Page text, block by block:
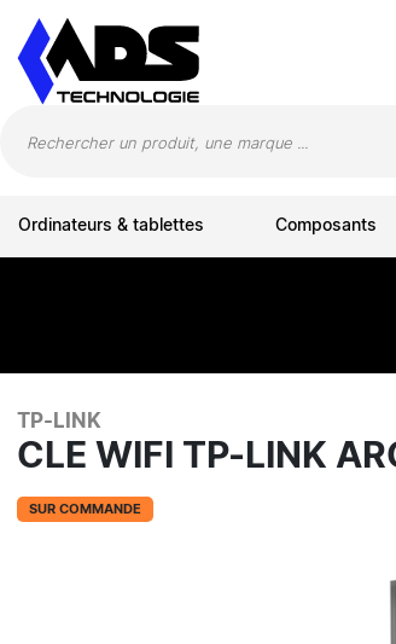
Ordinateurs & tablettes Composants
TP-LINK
CLE WIFI TP-LINK
SUR COMMANDE